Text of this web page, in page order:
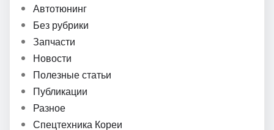
Автотюнинг
Без рубрики
Запчасти
Новости
Полезные статьи
Публикации
Разное
Спецтехника Кореи